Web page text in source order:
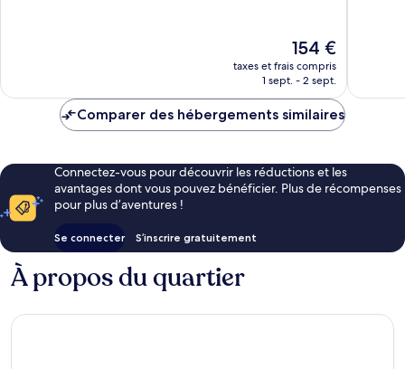
Le
nouveau
prix
de
154 €
taxes et frais compris
1 sept. - 2 sept.
Comparer des hébergements similaires
Connectez-vous pour découvrir les réductions et les
avantages dont vous pouvez bénéficier. Plus de récompenses
pour plus d’aventures !
Se connecter S’inscrire gratuitement
À propos du quartier